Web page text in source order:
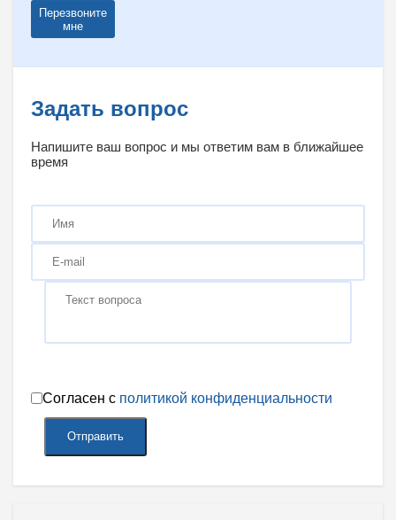
Перезвоните
мне
Задать вопрос
Напишите ваш вопрос и мы ответим вам в ближайшее
время
Согласен с политикой конфиденциальности
Отправить